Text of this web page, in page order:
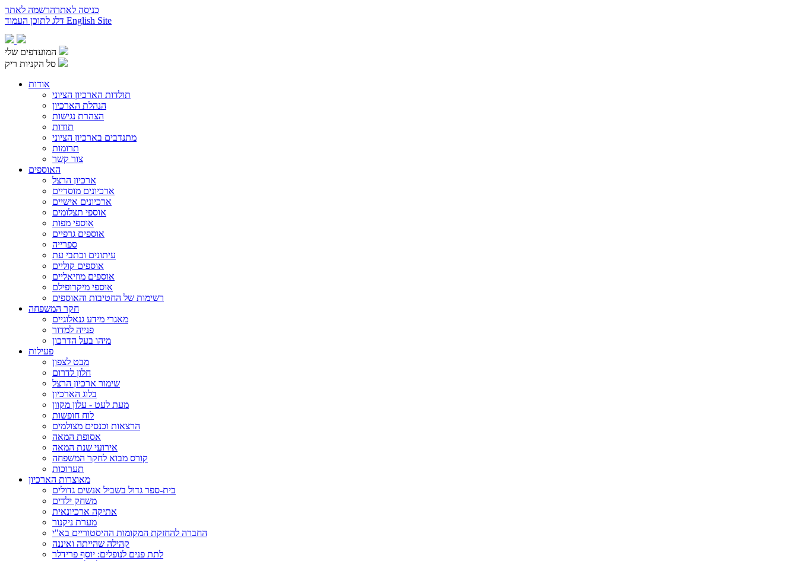
כניסה לאתרהרשמה לאתר
English Site
המועדפים שלי
סל הקניות ריק
אודות
תולדות הארכיון הציוני
הנהלת הארכיון
הצהרת נגישות
תודות
מתנדבים בארכיון הציוני
תרומות
צור קשר
האוספים
ארכיון הרצל
ארכיונים מוסדיים
ארכיונים אישיים
אוספי תצלומים
אוספי מפות
אוספים גרפיים
ספרייה
עיתונים וכתבי עת
אוספים קוליים
אוספים מוזיאליים
אוספי מיקרופילם
רשימות של החטיבות והאוספים
חקר המשפחה
מאגרי מידע גנאלוגיים
פנייה למדור
מיהו בעל הדרכון
פעילות
מבט לצפון
חלון לדרום
שימור ארכיון הרצל
בלוג הארכיון
מעת לעט - עלון מקוון
לוח חופשות
הרצאות וכנסים מצולמים
אסופת המאה
אירועי שנת המאה
קורס מבוא לחקר המשפחה
תערוכות
מאוצרות הארכיון
בית-ספר גדול בשביל אנשים גדולים
משחק ילדים
אתיקה ארכיונאית
מערת ניקנור
החברה להחזקת המקומות ההיסטוריים בא"י
קהילה שהייתה ואיננה
לתת פנים לנופלים: יוסף פרידלר